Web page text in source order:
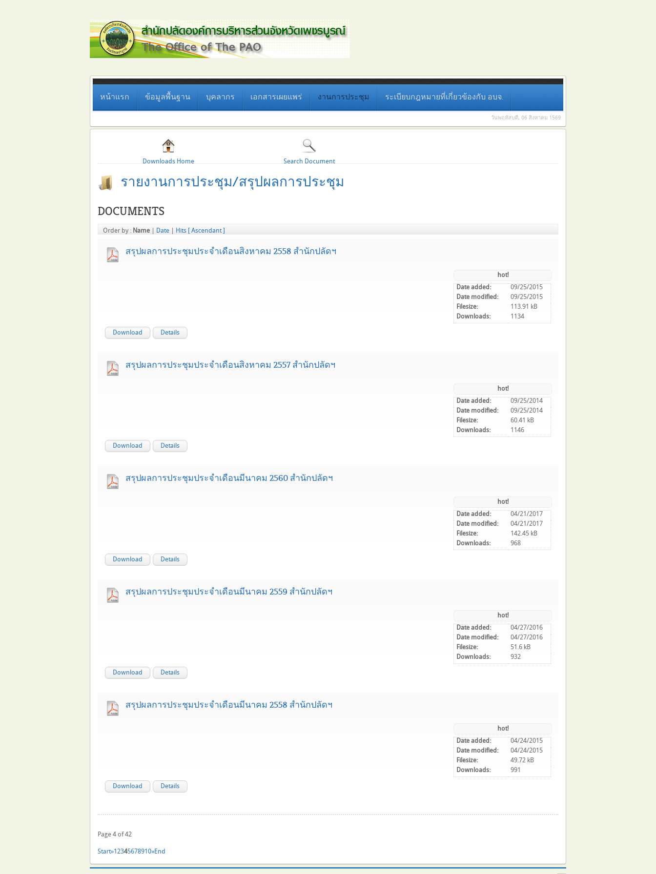
หน้าแรก ข้อมูลพื้นฐาน บุคลากร เอกสารเผยแพร่ งานการประชุม ระเบียบกฎหมายที่เกี่ยวข้องกับ อบจ.
วันพฤหัสบดี, 06 สิงหาคม 1569
Downloads Home Search Document
รายงานการประชุม/สรุปผลการประชุม
DOCUMENTS
Order by : Name Date Hits [ Ascendant ]
สรุปผลการประชุมประจำเดือนสิงหาคม 2558 สำนักปลัดฯ
hot!
Date added:
09/25/2015
Date modified:
09/25/2015
Filesize:
113.91 kB
Downloads:
1134
Download Details
สรุปผลการประชุมประจำเดือนสิงหาคม 2557 สำนักปลัดฯ
hot!
Date added:
09/25/2014
Date modified:
09/25/2014
Filesize:
60.41 kB
Downloads:
1146
Download Details
สรุปผลการประชุมประจำเดือนมีนาคม 2560 สำนักปลัดฯ
hot!
Date added:
04/21/2017
Date modified:
04/21/2017
Filesize:
142.45 kB
Downloads:
968
Download Details
สรุปผลการประชุมประจำเดือนมีนาคม 2559 สำนักปลัดฯ
hot!
Date added:
04/27/2016
Date modified:
04/27/2016
Filesize:
51.6 kB
Downloads:
932
Download Details
สรุปผลการประชุมประจำเดือนมีนาคม 2558 สำนักปลัดฯ
hot!
Date added:
04/24/2015
Date modified:
04/24/2015
Filesize:
49.72 kB
Downloads:
991
Download Details
Page 4 of 42
Start»1 2345678910»End